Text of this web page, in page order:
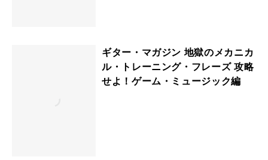
ギター・マガジン 地獄のメカニカ
ル・トレーニング・フレーズ 攻略
せよ！ゲーム・ミュージック編